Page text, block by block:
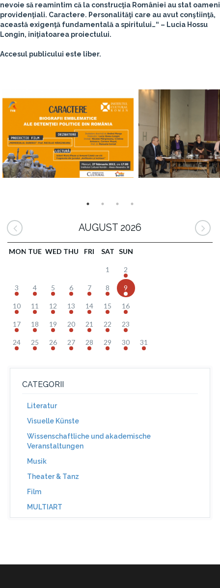
nevoie să reamintim că la construcţia României au stat oameni
providenţiali. Caractere. Personalităţi care au avut conştiinţă,
această exigenţă fundamentală a spiritului…“ – Lucia Hossu
Longin, iniţiatoarea proiectului.
Accesul publicului este liber.
AUGUST 2026
MON TUE WED THU FRI SAT SUN
1 2
3 4 5 6 7 8 9
10 11 12 13 14 15 16
17 18 19 20 21 22 23
24 25 26 27 28 29 30 31
CATEGORII
Literatur
Visuelle Künste
Wissenschaftliche und akademische
Veranstaltungen
Musik
Theater & Tanz
Film
MULTIART